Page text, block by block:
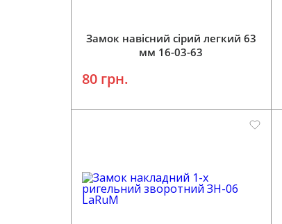
Додати у кошик
Замок навісний сірий легкий 63
мм 16-03-63
80 грн.